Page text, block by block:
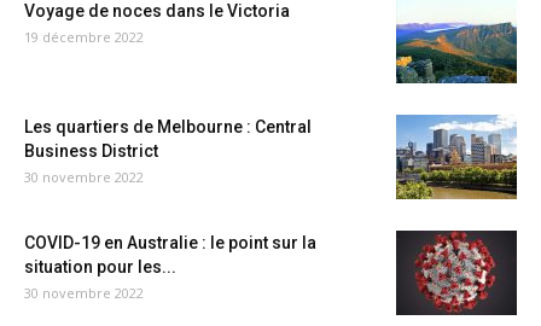
Voyage de noces dans le Victoria
19 décembre 2022
Les quartiers de Melbourne : Central
Business District
30 novembre 2022
COVID-19 en Australie : le point sur la
situation pour les...
30 novembre 2022